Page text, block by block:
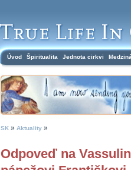
Úvod Špiritualita Jednota cirkvi
SK » Aktuality »
Odpoveď na